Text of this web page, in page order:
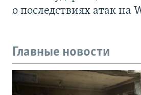
о последствиях атак на
Главные новости